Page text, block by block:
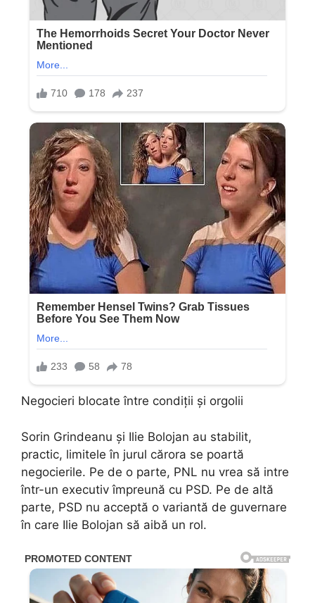
Negocieri blocate între condiții și orgolii
Sorin Grindeanu și Ilie Bolojan au stabilit,
practic, limitele în jurul cărora se poartă
negocierile. Pe de o parte, PNL nu vrea să intre
într-un executiv împreună cu PSD. Pe de altă
parte, PSD nu acceptă o variantă de guvernare
în care Ilie Bolojan să aibă un rol.